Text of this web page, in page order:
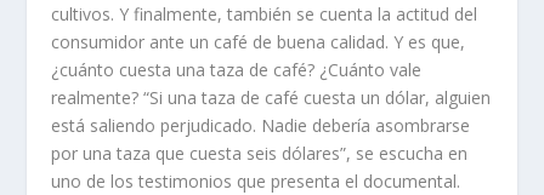
cultivos. Y finalmente, también se cuenta la actitud del
consumidor ante un café de buena calidad. Y es que,
¿cuánto cuesta una taza de café? ¿Cuánto vale
realmente? “Si una taza de café cuesta un dólar, alguien
está saliendo perjudicado. Nadie debería asombrarse
por una taza que cuesta seis dólares”, se escucha en
uno de los testimonios que presenta el documental.